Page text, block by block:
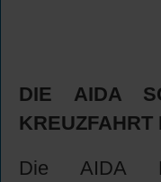
DIE AIDA
KREUZFAHRT
Die AIDA